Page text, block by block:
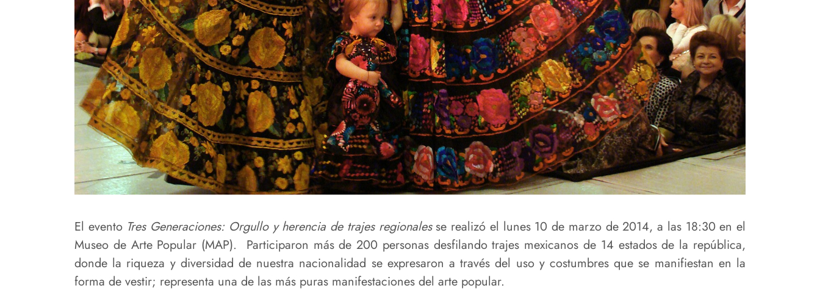
El evento Tres Generaciones: Orgullo y herencia de trajes regionalesse realizó el lunes 10 de marzo de 2014, a las 18:30 en el
Museo de Arte Popular (MAP). Participaron más de 200 personas desfilando trajes mexicanos de 14 estados de la república,
donde la riqueza y diversidad de nuestra nacionalidad se expresaron a través del uso y costumbres que se manifiestan en la
forma de vestir; representa una de las más puras manifestaciones del arte popular.